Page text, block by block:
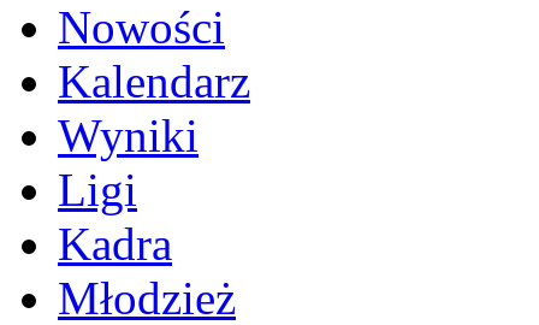
Nowości
Kalendarz
Wyniki
Ligi
Kadra
Młodzież